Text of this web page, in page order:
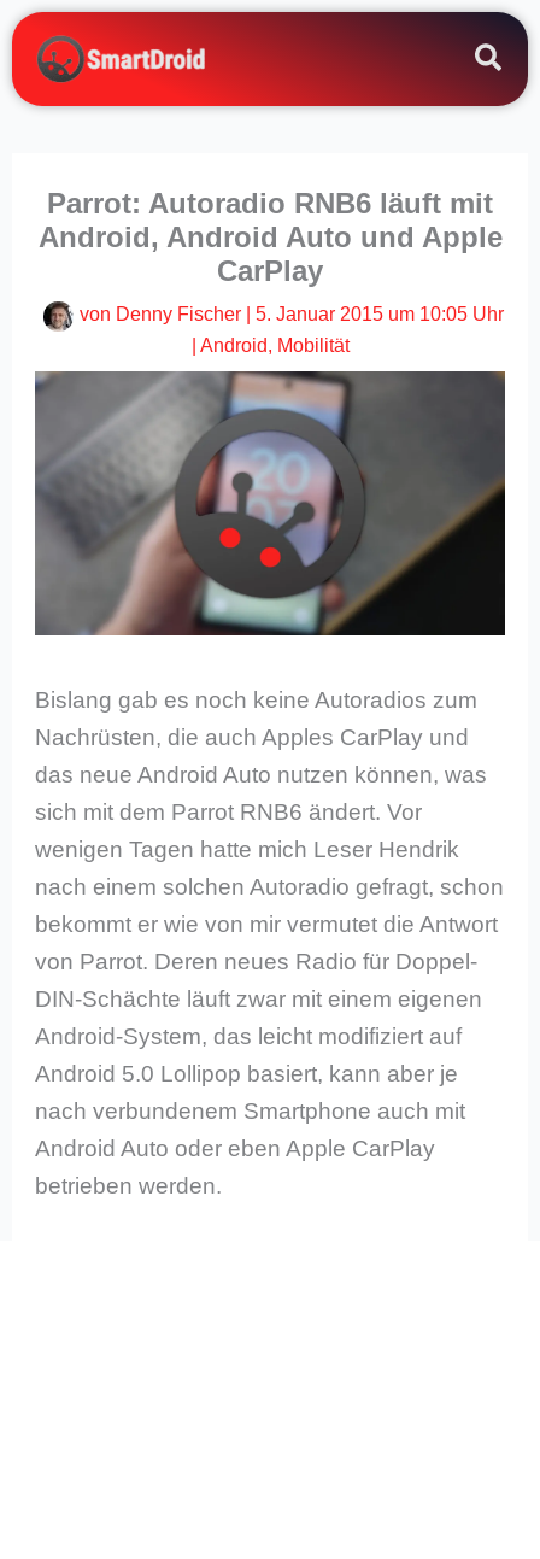
Zum
Inhalt
springen
Parrot: Autoradio RNB6 läuft mit
Android, Android Auto und Apple
CarPlay
von Denny Fischer
5. Januar 2015 um 10:05 Uhr
Android, Mobilität
Bislang gab es noch keine Autoradios zum
Nachrüsten, die auch Apples CarPlay und
das neue Android Auto nutzen können, was
sich mit dem Parrot RNB6 ändert. Vor
wenigen Tagen hatte mich Leser Hendrik
nach einem solchen Autoradio gefragt, schon
bekommt er wie von mir vermutet die Antwort
von Parrot. Deren neues Radio für Doppel-
DIN-Schächte läuft zwar mit einem eigenen
Android-System, das leicht modifiziert auf
Android 5.0 Lollipop basiert, kann aber je
nach verbundenem Smartphone auch mit
Android Auto oder eben Apple CarPlay
betrieben werden.